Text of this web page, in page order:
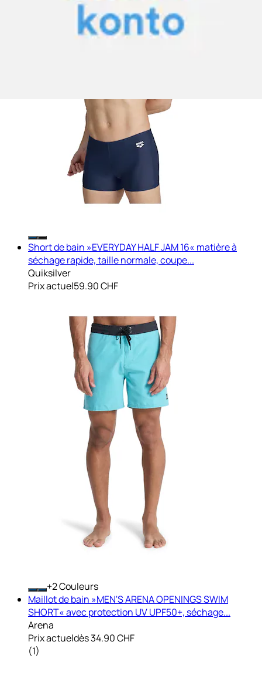
Short de bain »EVERYDAY HALF JAM 16« matière à
séchage rapide, taille normale, coupe...
Quiksilver
Prix actuel59.90 CHF
+ Couleurs
Maillot de bain »MEN'S ARENA OPENINGS SWIM
SHORT« avec protection UV UPF50+, séchage...
Arena
Prix actueldès34.90 CHF
(1)